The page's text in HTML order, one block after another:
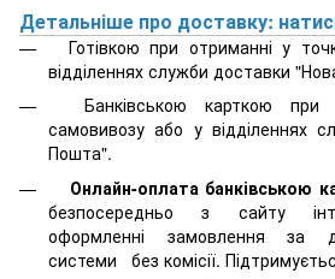
Детальніше про доставку:
Готівкою при отриманні у
відділеннях служби доставки
Банківською карткою при
самовивозу або у відділеннях
Пошта".
Онлайн-оплата банківською
безпосередньо з сайту
оформленні замовлення за
системи
без комісії.